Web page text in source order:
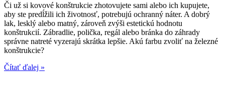
Či už si kovové konštrukcie zhotovujete sami alebo ich kupujete,
aby ste predĺžili ich životnosť, potrebujú ochranný náter. A dobrý
lak, lesklý alebo matný, zároveň zvýši estetickú hodnotu
konštrukcií. Zábradlie, polička, regál alebo bránka do záhrady
správne natreté vyzerajú skrátka lepšie. Akú farbu zvoliť na železné
konštrukcie?
Čítať ďalej »